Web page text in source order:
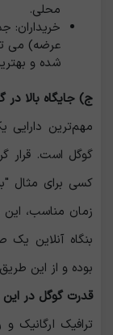
محلی.
خریداران:
عرضه) می
شده و
ج) جایگاه بالا
مهم‌ترین دارایی
گوگل است. قرار
کسی برای مثال
زمان مناسب، این
بنگاه آنلاین یک
بوده و از این
قدرت گوگل در
ترافیک ارگانیک